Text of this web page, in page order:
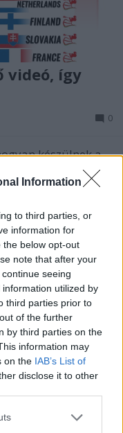
Information
to third parties, or
information for
the below opt-out
note that after your
seeing
utilized by
third parties prior to
of the further
by third parties on the
information may
on the IAB’s List of
disclose it to other
one or more Google
videó, így
0
készülnek a
fagyban a pályán,
az erőnléti